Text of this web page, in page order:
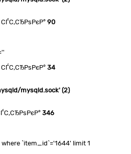
СЃС‚СЂРѕРєР°90
СЃС‚СЂРѕРєР°34
mysqld.sock' (2)
346
`item_id`='1644' limit 1